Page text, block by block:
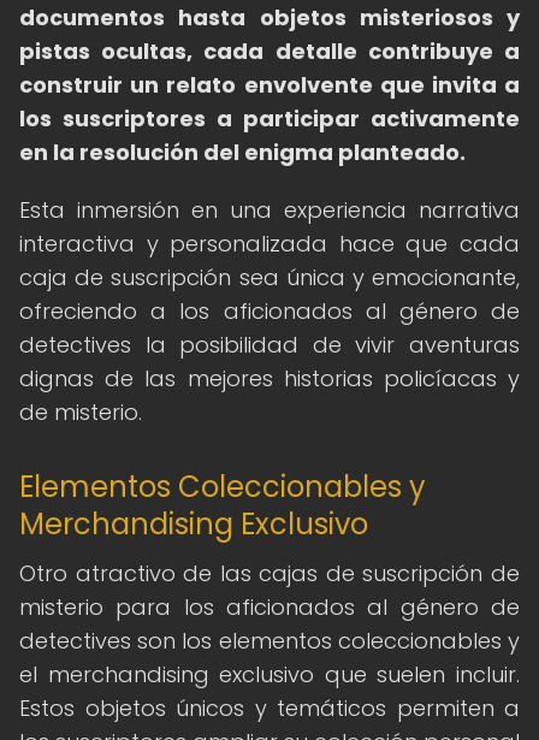
documentos hasta objetos misteriosos y
pistas ocultas, cada detalle contribuye a
construir un relato envolvente que invita a
los suscriptores a participar activamente
en la resolución del enigma planteado.
Esta inmersión en una experiencia narrativa
interactiva y personalizada hace que cada
caja de suscripción sea única y emocionante,
ofreciendo a los aficionados al género de
detectives la posibilidad de vivir aventuras
dignas de las mejores historias policíacas y
de misterio.
Elementos Coleccionables y
Merchandising Exclusivo
Otro atractivo de las cajas de suscripción de
misterio para los aficionados al género de
detectives son los elementos coleccionables y
el merchandising exclusivo que suelen incluir.
Estos objetos únicos y temáticos permiten a